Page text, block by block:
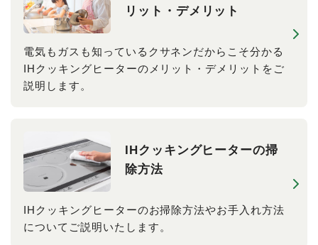
リット・デメリット
電気もガスも知っているクサネンだからこそ分かる
IHクッキングヒーターのメリット・デメリットをご
説明します。
IHクッキングヒーターの掃
除方法
IHクッキングヒーターのお掃除方法やお手入れ方法
についてご説明いたします。